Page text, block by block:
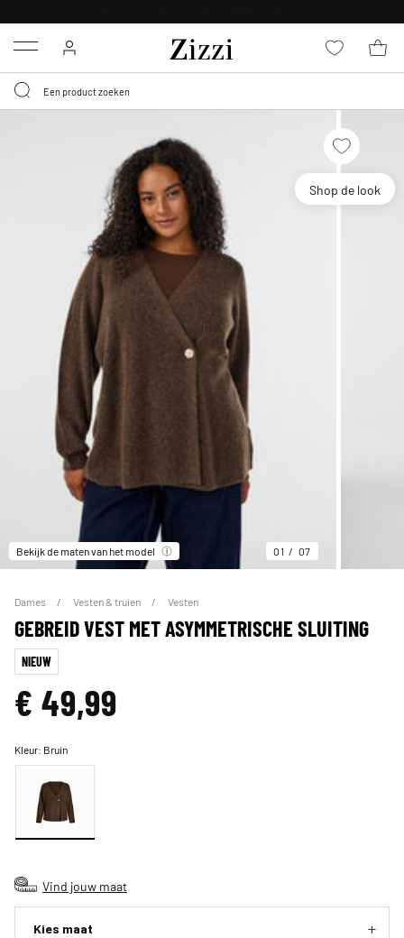
Menu
Shop de look
Bekijk de maten van het model 01 07
Dames Vesten & truien Vesten
GEBREID VEST MET ASYMMETRISCHE SLUITING
NIEUW
€ 49,99
Kleur: Bruin
Vind jouw maat
Kies maat